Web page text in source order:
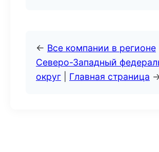
← Все компании в регионе
Северо-Западный
округ
Главная страница